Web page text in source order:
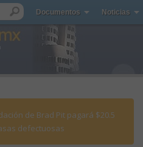
Documentos Noticias
de Brad Pit pagará $20.5
defectuosas